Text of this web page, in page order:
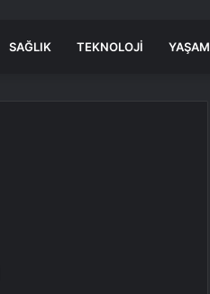
SAĞLIK TEKNOLOJI YAŞAM